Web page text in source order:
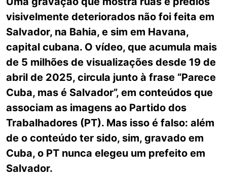
visivelmente deteriorados não foi feita em
Salvador, na Bahia, e sim em Havana,
capital cubana. O vídeo, que acumula mais
de 5 milhões de visualizações desde 19 de
abril de 2025, circula junto à frase “Parece
Cuba, mas é Salvador”, em conteúdos que
associam as imagens ao Partido dos
Trabalhadores (PT). Mas isso é falso: além
de o conteúdo ter sido, sim, gravado em
Cuba, o PT nunca elegeu um prefeito em
Salvador.